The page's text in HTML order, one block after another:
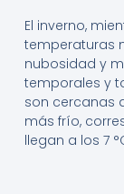
El inverno,
temperaturas
nubosidad y
temporales y
son cercanas
más frío,
llegan a los 7